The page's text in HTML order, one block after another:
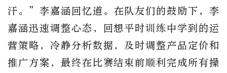
汗。 ” 李嘉涵回忆道。 在队友们的鼓励下，李
嘉涵迅速调整心态，回想平时训练中学到的运
营策略，冷静分析数据，及时调整产品定价和
推广方案，最终在比赛结束前顺利完成所有操